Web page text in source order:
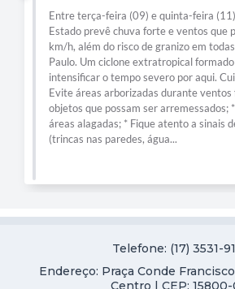
Entre terça-feira (09) e quinta-feira
Estado prevê chuva forte e ventos que
km/h, além do risco de granizo em
Paulo. Um ciclone extratropical
intensificar o tempo severo por aqui.
Evite áreas arborizadas durante ventos
objetos que possam ser arremessados;
áreas alagadas; * Fique atento a sinais
(trincas nas paredes, água...
Telefone: (17) 3531-
Endereço: Praça Conde
Centro | CEP: 15800-